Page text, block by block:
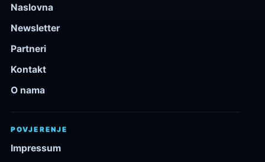
Naslovna
Newsletter
Partneri
Kontakt
O nama
POVJERENJE
Impressum